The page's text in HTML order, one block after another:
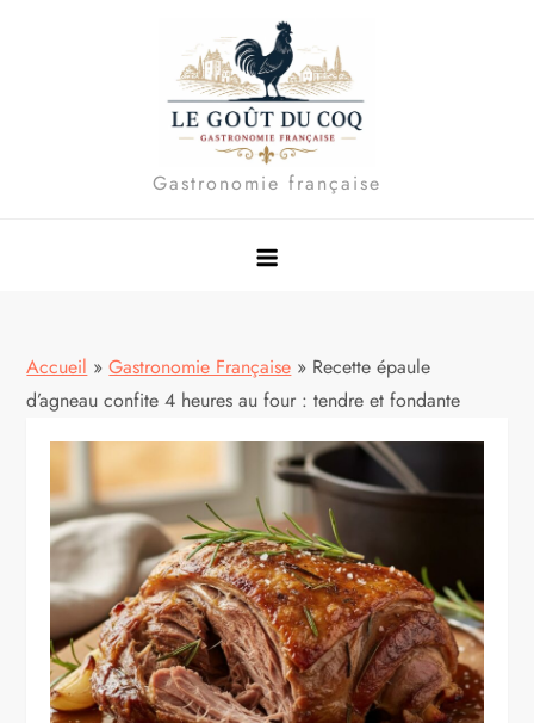
Gastronomie française
Accueil » Gastronomie Française » Recette épaule
d’agneau confite 4 heures au four : tendre et fondante